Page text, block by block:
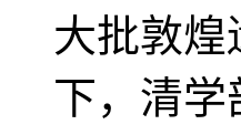
大批敦煌
下，清